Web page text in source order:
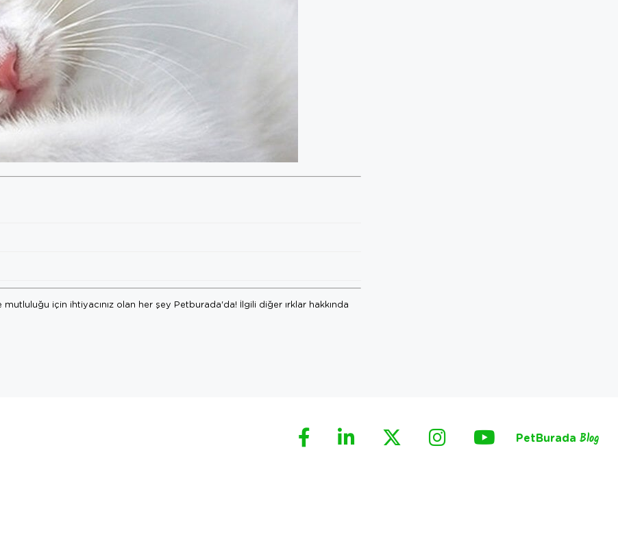
mutluluğu için ihtiyacınız olan her şey Petburada'da! İlgili diğer ırklar hakkında
PetBurada Blog